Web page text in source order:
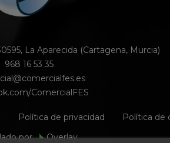
La Aparecida (Cartagena, Murcia)
968 16 53 35
ComercialFES
Política de privacidad
Política de
por
Overlay